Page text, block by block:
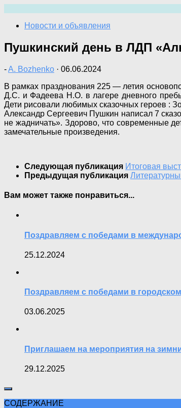
содержимому
Новости и объявления
Пушкинский день в ЛДП
-A. Bozhenko · 06.06.2024
В рамках празднования 225 — летия
Д.С. и Фадеева Н.О. в лагере дневного
Дети рисовали любимых сказочных героев :
Александр Сергеевич Пушкин написал 7
не жадничать». Здорово, что современные
замечательные произведения.
Следующая публикация Итоговая
Предыдущая публикация
Вам может также понравиться...
Поздравляем с победами в
25.12.2024
Поздравляем с победами в
03.06.2025
Приглашаем на мероприятия на
29.12.2025
СОДЕРЖАНИЕ